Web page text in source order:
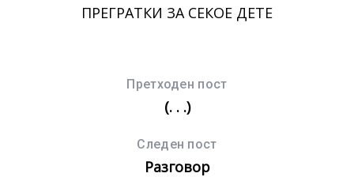
ПРЕГРАТКИ ЗА СЕКОЕ ДЕТЕ
Претходен пост
(. . .)
Следен пост
Разговор